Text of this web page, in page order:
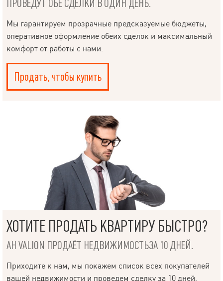
ПРОВЕДУТ ОБЕ СДЕЛКИ В ОДИН ДЕНЬ.
Мы гарантируем прозрачные предсказуемые бюджеты,
оперативное оформление обеих сделок и максимальный
комфорт от работы с нами.
Продать, чтобы купить
ХОТИТЕ ПРОДАТЬ КВАРТИРУ БЫСТРО?
АН VALION ПРОДАЁТ НЕДВИЖИМОСТЬЗА 10 ДНЕЙ.
Приходите к нам, мы покажем список всех покупателей
вашей недвижимости и проведем сделку за 10 дней.